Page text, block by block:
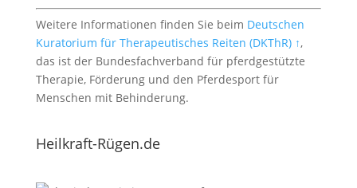
Weitere Informationen finden Sie beim Deutschen
Kuratorium für Therapeutisches Reiten (DKThR) ↑,
das ist der Bundesfachverband für pferdgestützte
Therapie, Förderung und den Pferdesport für
Menschen mit Behinderung.
Heilkraft-Rügen.de